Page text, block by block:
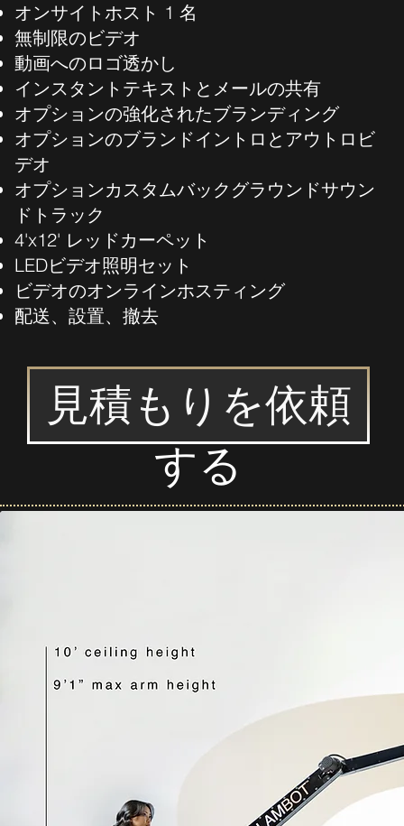
見積もりを依頼
する
オンサイトホスト 1 名
無制限のビデオ
動画へのロゴ透かし
インスタントテキストとメールの共有
オプションの強化されたブランディング
オプションのブランドイントロとアウトロビ
デオ
オプションカスタムバックグラウンドサウン
ドトラック
4'x12' レッドカーペット
LEDビデオ照明セット
ビデオのオンラインホスティング
配送、設置、撤去